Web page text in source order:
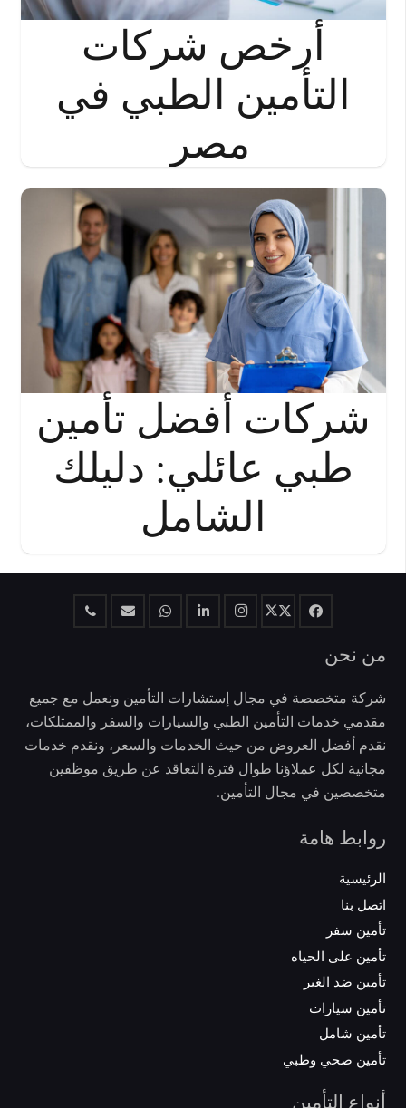
أرخص شركات
التأمين الطبي في
مصر
شركات أفضل تأمين
طبي عائلي: دليلك
الشامل
من نحن
شركة متخصصة في مجال إستشارات التأمين ونعمل مع جميع
مقدمي خدمات التأمين الطبي والسيارات والسفر والممتلكات،
نقدم أفضل العروض من حيث الخدمات والسعر، ونقدم خدمات
مجانية لكل عملاؤنا طوال فترة التعاقد عن طريق موظفين
متخصصين في مجال التأمين.
روابط هامة
الرئيسية
اتصل بنا
تأمين سفر
تأمين على الحياه
تأمين ضد الغير
تأمين سيارات
تأمين شامل
تأمين صحي وطبي
أنواع التأمين